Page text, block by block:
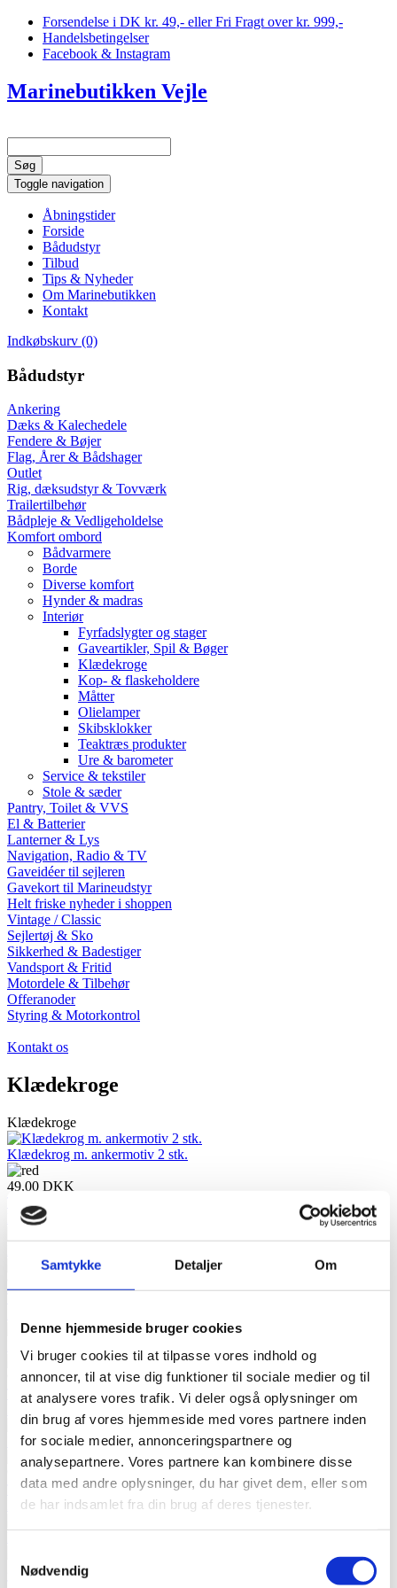
Samtykke Detaljer Om
Denne hjemmeside bruger cookies
Vi bruger cookies til at tilpasse vores indhold og
annoncer, til at vise dig funktioner til sociale medier og til
at analysere vores trafik. Vi deler også oplysninger om
din brug af vores hjemmeside med vores partnere inden
for sociale medier, annonceringspartnere og
analysepartnere. Vores partnere kan kombinere disse
data med andre oplysninger, du har givet dem, eller som
de har indsamlet fra din brug af deres tjenester.
Nødvendig
Forsendelse i DK kr. 49,- eller Fri Fragt over kr. 999,-
Handelsbetingelser
Facebook & Instagram
Marinebutikken Vejle
Toggle navigation
Åbningstider
Forside
Bådudstyr
Tilbud
Tips & Nyheder
Om Marinebutikken
Kontakt
Indkøbskurv (0)
Bådudstyr
Ankering
Dæks & Kalechedele
Fendere & Bøjer
Flag, Årer & Bådshager
Outlet
Rig, dæksudstyr & Tovværk
Trailertilbehør
Bådpleje & Vedligeholdelse
Komfort ombord
Bådvarmere
Borde
Diverse komfort
Hynder & madras
Interiør
Fyrfadslygter og stager
Gaveartikler, Spil & Bøger
Klædekroge
Kop- & flaskeholdere
Måtter
Olielamper
Skibsklokker
Teaktræs produkter
Ure & barometer
Service & tekstiler
Stole & sæder
Pantry, Toilet & VVS
El & Batterier
Lanterner & Lys
Navigation, Radio & TV
Gaveidéer til sejleren
Gavekort til Marineudstyr
Helt friske nyheder i shoppen
Vintage / Classic
Sejlertøj & Sko
Sikkerhed & Badestiger
Vandsport & Fritid
Motordele & Tilbehør
Offeranoder
Styring & Motorkontrol
Kontakt os
Klædekroge
Klædekroge
Klædekrog m. ankermotiv 2 stk.
49,00 DKK
Tilføj til kurv
Læs mere
90,00DKK
Tilføj til kurv
Messing knag lille dobbelt
DKK
Tilføj til kurv
Læs mere
229,00DKK